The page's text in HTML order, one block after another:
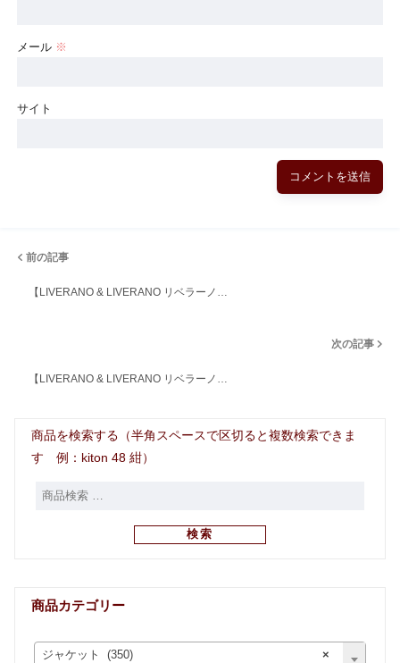
メール ※
サイト
前の記事
【LIVERANO & LIVERANO リベラーノ…
次の記事
【LIVERANO & LIVERANO リベラーノ…
商品を検索する（半角スペースで区切ると複数検索できま
す 例：kiton 48 紺）
検索
商品カテゴリー
×
ジャケット (350)